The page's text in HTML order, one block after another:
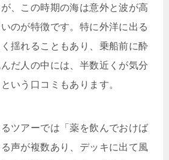
、この時期の海は意外と波が高
のが特徴です。特に外洋に出る
揺れることもあり、乗船前に酔
だ人の中には、半数近くが気分
いう口コミもあります。
ツアーでは「薬を飲んでおけば
声が複数あり、デッキに出て風